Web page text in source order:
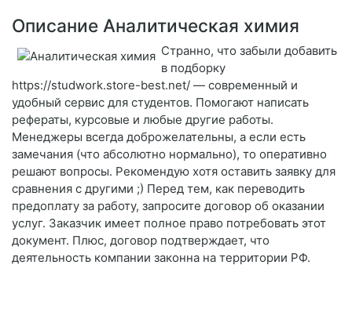
Описание Аналитическая химия
Странно, что забыли добавить
в подборку
https://studwork.store-best.net/ — современный и
удобный сервис для студентов. Помогают написать
рефераты, курсовые и любые другие работы.
Менеджеры всегда доброжелательны, а если есть
замечания (что абсолютно нормально), то оперативно
решают вопросы. Рекомендую хотя оставить заявку для
сравнения с другими ;) Перед тем, как переводить
предоплату за работу, запросите договор об оказании
услуг. Заказчик имеет полное право потребовать этот
документ. Плюс, договор подтверждает, что
деятельность компании законна на территории РФ.